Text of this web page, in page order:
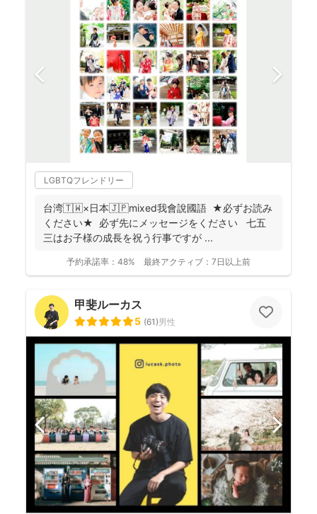
LGBTQフレンドリー
台湾🇹🇼×日本🇯🇵mixed我會說國語 ★必ずお読み
ください★ 必ず先にメッセージをください 七五
三はお子様の成長を祝う行事ですが ...
予約承諾率： 48% 最終アクティブ： 7日以上前
甲斐ルーカス
5 (61)男性